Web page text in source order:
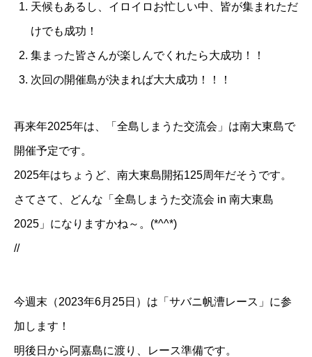
天候もあるし、イロイロお忙しい中、皆が集まれただ
けでも成功！
集まった皆さんが楽しんでくれたら大成功！！
次回の開催島が決まれば大大成功！！！
再来年2025年は、「全島しまうた交流会」は南大東島で
開催予定です。
2025年はちょうど、南大東島開拓125周年だそうです。
さてさて、どんな「全島しまうた交流会 in 南大東島
2025」になりますかね～。(*^^*)
//
今週末（2023年6月25日）は「サバニ帆漕レース」に参
加します！
明後日から阿嘉島に渡り、レース準備です。